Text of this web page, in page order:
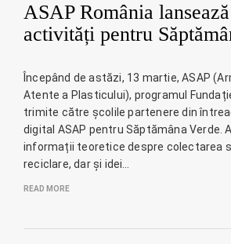
ASAP România
activități pentru
Începând de astăzi, 13 martie, ASAP
Atente a Plasticului), programul
trimite către școlile partenere din
digital ASAP pentru Săptămâna Verde.
informații teoretice despre colectarea
reciclare, dar și idei…
READ MORE